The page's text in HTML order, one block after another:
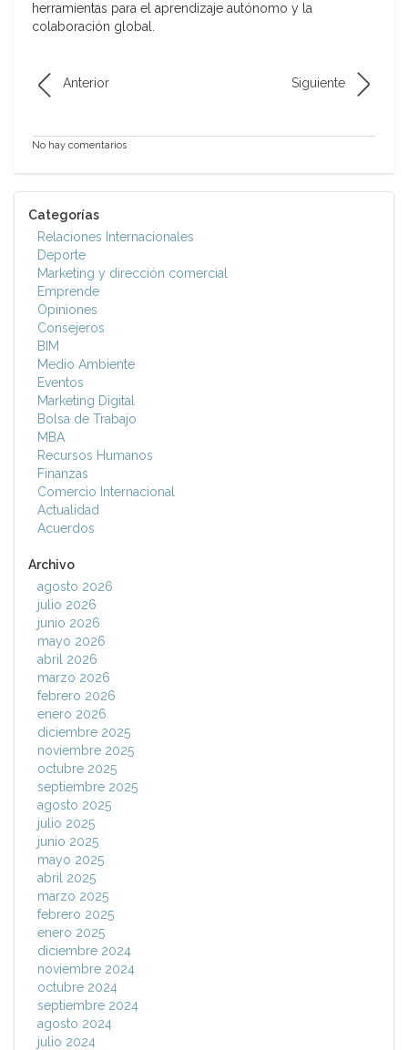
herramientas para el aprendizaje autónomo y la
colaboración global.
Anterior Siguiente
No hay comentarios
Categorías
Relaciones Internacionales
Deporte
Marketing y dirección comercial
Emprende
Opiniones
Consejeros
BIM
Medio Ambiente
Eventos
Marketing Digital
Bolsa de Trabajo
MBA
Recursos Humanos
Finanzas
Comercio Internacional
Actualidad
Acuerdos
Archivo
agosto 2026
julio 2026
junio 2026
mayo 2026
abril 2026
marzo 2026
febrero 2026
enero 2026
diciembre 2025
noviembre 2025
octubre 2025
septiembre 2025
agosto 2025
julio 2025
junio 2025
mayo 2025
abril 2025
marzo 2025
febrero 2025
enero 2025
diciembre 2024
noviembre 2024
octubre 2024
septiembre 2024
agosto 2024
julio 2024